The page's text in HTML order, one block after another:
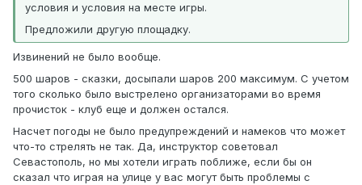
условия и условия на месте игры.
Предложили другую площадку.
Извинений не было вообще.
500 шаров - сказки, досыпали шаров 200 максимум. С учетом
того сколько было выстрелено организаторами во время
прочисток - клуб еще и должен остался.
Насчет погоды не было предупреждений и намеков что может
что-то стрелять не так. Да, инструктор советовал
Севастополь, но мы хотели играть поближе, если бы он
сказал что играя на улице у вас могут быть проблемы с